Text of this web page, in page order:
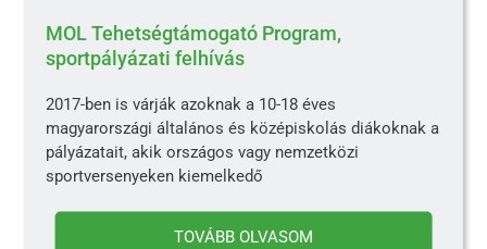
MOL Tehetségtámogató Program,
sportpályázati felhívás
2017-ben is várják azoknak a 10-18 éves
magyarországi általános és középiskolás diákoknak a
pályázatait, akik országos vagy nemzetközi
sportversenyeken kiemelkedő
TOVÁBB OLVASOM